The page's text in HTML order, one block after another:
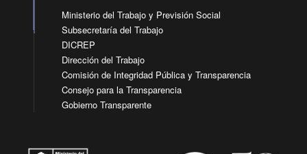
Ministerio del Trabajo y Previsión Social
Subsecretaría del Trabajo
DICREP
Dirección del Trabajo
Comisión de Integridad Pública y Transparencia
Consejo para la Transparencia
Gobierno Transparente